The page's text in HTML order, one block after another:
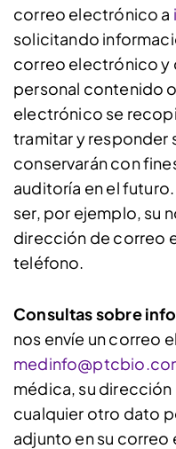
correo electrónico a
solicitando
correo electrónico y
personal contenido
electrónico se
tramitar y responder
conservarán con
auditoría en el
ser, por ejemplo, su
dirección de correo
teléfono.
Consultas sobre
nos envíe un correo
médica, su
cualquier otro dato
adjunto en su